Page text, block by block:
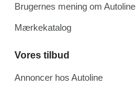
Brugernes mening om Autoline
Mærkekatalog
Vores tilbud
Annoncer hos Autoline